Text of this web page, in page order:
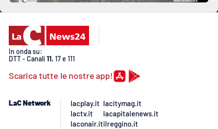
In onda su:
DTT - Canali 11, 17 e 111
Scarica tutte le nostre app!
LaC Network
lacplay.it
lactv.it
laconair.it
lacitymag.it
lacapitalenews.it
ilreggino.it